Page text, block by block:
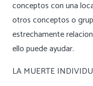
conceptos con una
otros conceptos o
estrechamente
ello puede ayudar.
LA MUERTE